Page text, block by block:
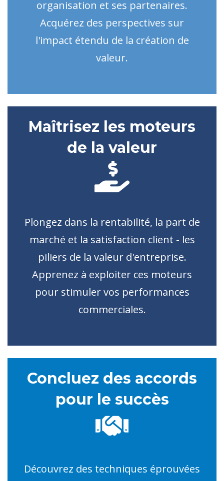
organisation et ses partenaires.
Acquérez des perspectives sur
l'impact étendu de la création de
valeur.
Maîtrisez les moteurs
de la valeur
Plongez dans la rentabilité, la part de
marché et la satisfaction client - les
piliers de la valeur d'entreprise.
Apprenez à exploiter ces moteurs
pour stimuler vos performances
commerciales.
Concluez des accords
pour le succès
Découvrez des techniques éprouvées